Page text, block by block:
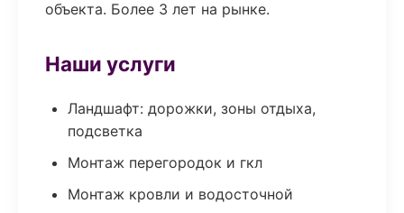
объекта. Более 3 лет на рынке.
Наши услуги
Ландшафт: дорожки, зоны отдыха,
подсветка
Монтаж перегородок и гкл
Монтаж кровли и водосточной